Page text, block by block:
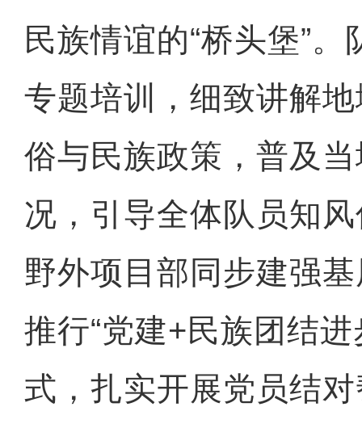
民族情谊的“桥头堡”
专题培训，细致讲解
俗与民族政策，普及
况，引导全体队员知
野外项目部同步建强
推行“党建+民族团结
式，扎实开展党员结